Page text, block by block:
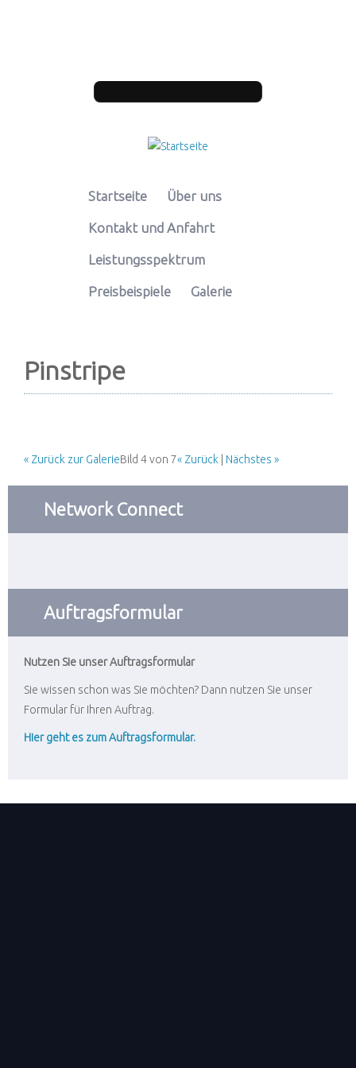
Suchformular
Startseite Über uns
Kontakt und Anfahrt
Leistungsspektrum
Preisbeispiele Galerie
Pinstripe
« Zurück zur GalerieBild 4 von 7« Zurück Nächstes »
Network Connect
Auftragsformular
Nutzen Sie unser Auftragsformular
Sie wissen schon was Sie möchten? Dann nutzen Sie unser
Formular für Ihren Auftrag.
Hier geht es zum Auftragsformular.